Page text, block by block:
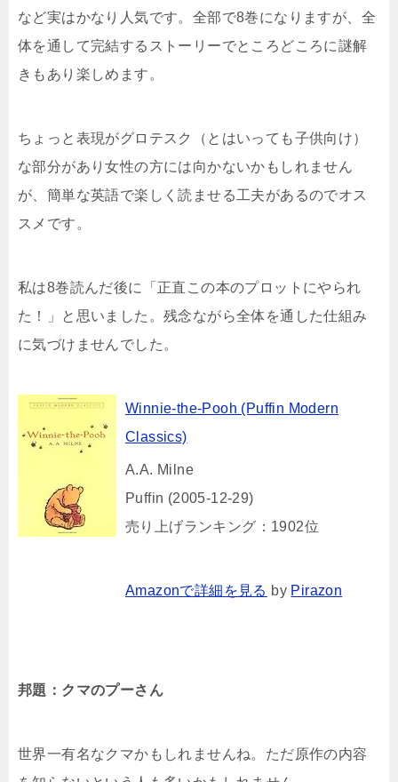
など実はかなり人気です。全部で8巻になりますが、全
体を通して完結するストーリーでところどころに謎解
きもあり楽しめます。
ちょっと表現がグロテスク（とはいっても子供向け）
な部分があり女性の方には向かないかもしれません
が、簡単な英語で楽しく読ませる工夫があるのでオス
スメです。
私は8巻読んだ後に「正直この本のプロットにやられ
た！」と思いました。残念ながら全体を通した仕組み
に気づけませんでした。
Winnie-the-Pooh (Puffin Modern
Classics)
A.A. Milne
Puffin (2005-12-29)
売り上げランキング：1902位
Amazonで詳細を見る by Pirazon
邦題：クマのプーさん
世界一有名なクマかもしれませんね。ただ原作の内容